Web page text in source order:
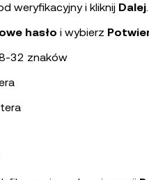
weryfikacyjny i kliknij Dalej.
hasło i wybierz
32 znaków